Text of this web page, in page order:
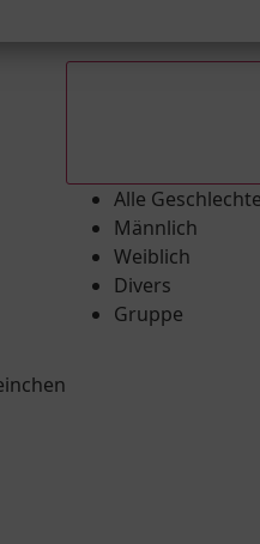
Alle
Männlich
Weiblich
Divers
Gruppe